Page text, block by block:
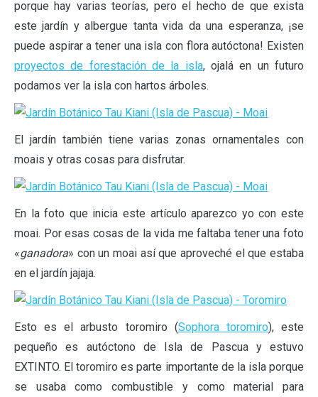
porque hay varias teorías, pero el hecho de que exista
este jardín y albergue tanta vida da una esperanza, ¡se
puede aspirar a tener una isla con flora autóctona! Existen
proyectos de forestación de la isla, ojalá en un futuro
podamos ver la isla con hartos árboles.
El jardín también tiene varias zonas ornamentales con
moais y otras cosas para disfrutar.
En la foto que inicia este artículo aparezco yo con este
moai. Por esas cosas de la vida me faltaba tener una foto
«ganadora» con un moai así que aproveché el que estaba
en el jardín jajaja.
Esto es el arbusto toromiro (Sophora toromiro), este
pequeño es autóctono de Isla de Pascua y estuvo
EXTINTO. El toromiro es parte importante de la isla porque
se usaba como combustible y como material para